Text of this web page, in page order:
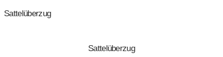
Sattelüberzug
Sattelüberzug